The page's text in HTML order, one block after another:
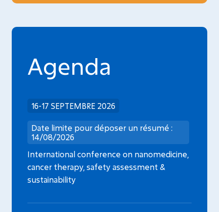
Agenda
16-17 SEPTEMBRE 2026
Date limite pour déposer un résumé :
14/08/2026
International conference on nanomedicine,
cancer therapy, safety assessment &
sustainability